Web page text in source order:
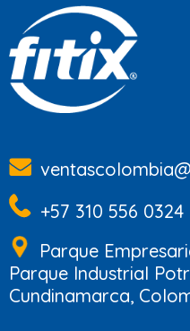
+57 310 556 0324
Parque
Parque Industrial
Cundinamarca,